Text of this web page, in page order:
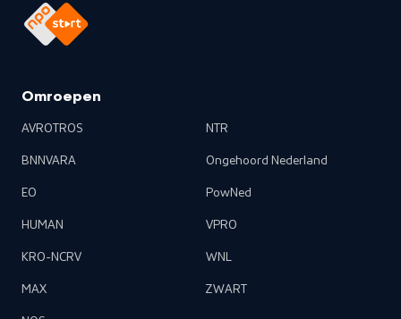
Omroepen
AVROTROS
BNNVARA
EO
HUMAN
KRO-NCRV
MAX
NTR
Ongehoord Nederland
PowNed
VPRO
WNL
ZWART